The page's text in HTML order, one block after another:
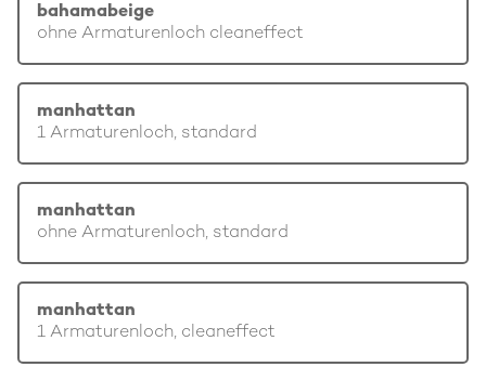
bahamabeige
ohne Armaturenloch cleaneffect
manhattan
1 Armaturenloch, standard
manhattan
ohne Armaturenloch, standard
manhattan
1 Armaturenloch, cleaneffect